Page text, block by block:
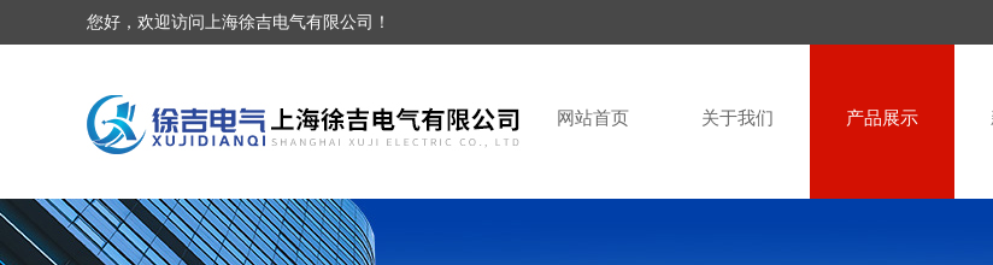
您好，欢迎访问上海徐吉电气有限公司！
网站首页 关于我们 产品展示